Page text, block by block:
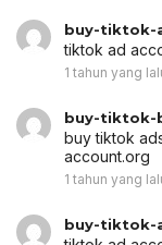
buy-tiktok-
tiktok ad
1 tahun yang
buy-tiktok-
buy tiktok
account.org
1 tahun yang
buy-tiktok-